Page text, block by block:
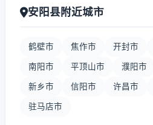
安阳县附近城市
鹤壁市 焦作市 开封市
南阳市 平顶山市 濮阳市
新乡市 信阳市 许昌市
驻马店市